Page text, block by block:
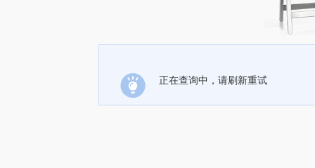
正在查询中，请刷新重试